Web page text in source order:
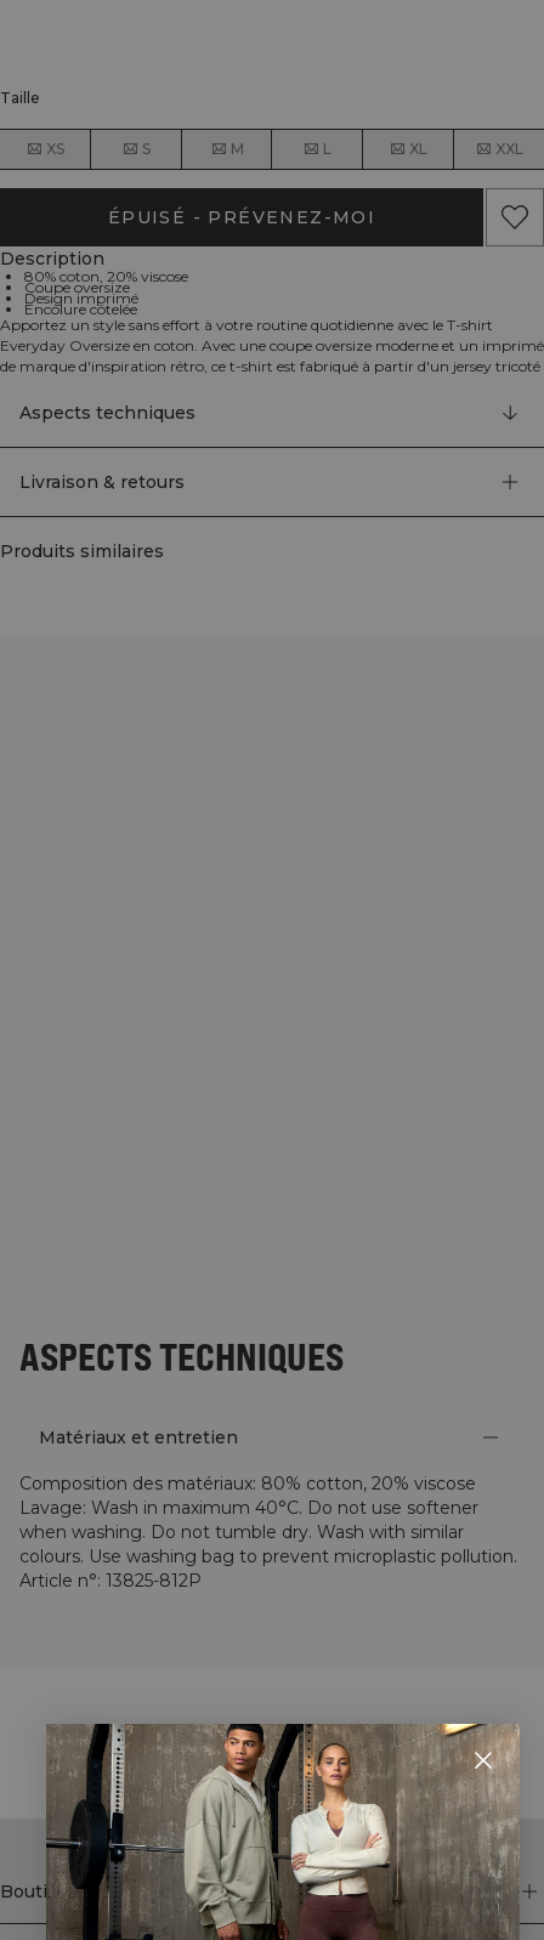
Taille
XS S M L XL XXL
ÉPUISÉ - PRÉVENEZ-MOI
Description
80% coton, 20% viscose
Coupe oversize
Design imprimé
Encolure côtelée
Apportez un style sans effort à votre routine quotidienne avec le T-shirt
Everyday Oversize en coton. Avec une coupe oversize moderne et un imprimé
de marque d'inspiration rétro, ce t-shirt est fabriqué à partir d'un jersey tricoté
encolure côtelée, il est parfait pour la salle de sport, le travail ou pour se
détendre à la maison.
Aspects techniques
Livraison & retours
Produits similaires
ASPECTS TECHNIQUES
Matériaux et entretien
Composition des matériaux: 80% cotton, 20% viscose
Lavage: Wash in maximum 40°C. Do not use softener
when washing. Do not tumble dry. Wash with similar
colours. Use washing bag to prevent microplastic pollution.
Article n°: 13825-812P
STYLE WITH
Boutique